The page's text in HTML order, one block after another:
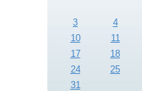
3
4
10
11
17
18
24
25
31